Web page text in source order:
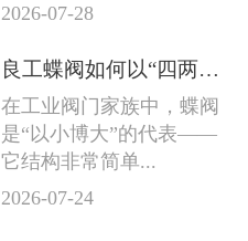
2026-07-28
良工蝶阀如何以“四两拨千斤”征服工业管道
在工业阀门家族中，蝶阀
是“以小博大”的代表——
它结构非常简单...
2026-07-24